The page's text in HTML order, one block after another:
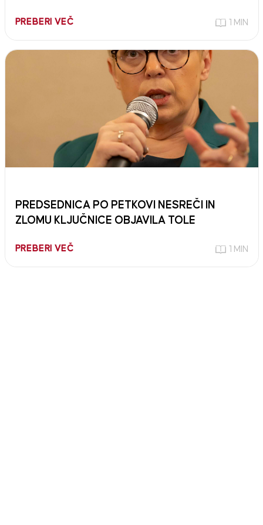
PREBERI VEČ 1 MIN
PREDSEDNICA PO PETKOVI NESREČI IN
ZLOMU KLJUČNICE OBJAVILA TOLE
PREBERI VEČ 1 MIN